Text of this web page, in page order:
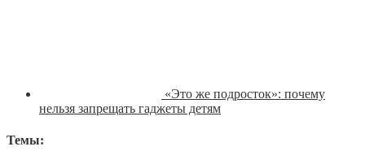
«Это же подросток»: почему
нельзя запрещать гаджеты детям
Темы: